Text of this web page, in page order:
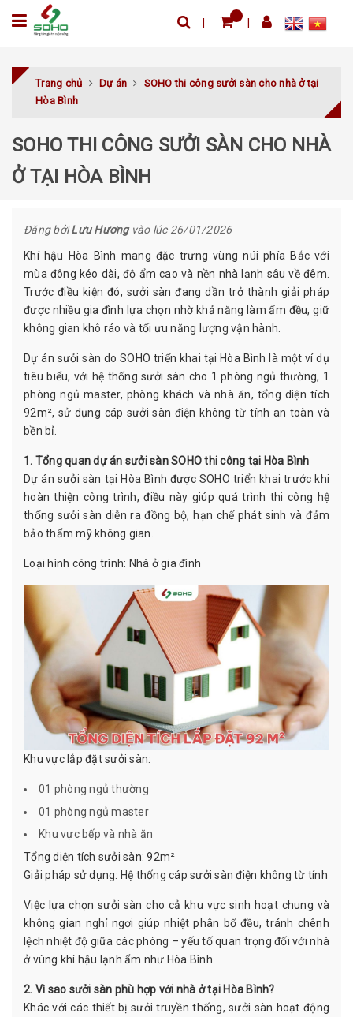
Trang chủ Dự án
SOHO thi công sưởi sàn cho nhà ở tại
Hòa Bình
SOHO THI CÔNG SƯỞI SÀN CHO NHÀ
Ở TẠI HÒA BÌNH
Đăng bởiLưu Hươngvào lúc 26/01/2026
Khí hậu Hòa Bình mang đặc trưng vùng núi phía Bắc với
mùa đông kéo dài, độ ẩm cao và nền nhà lạnh sâu về đêm.
Trước điều kiện đó, sưởi sàn đang dần trở thành giải pháp
được nhiều gia đình lựa chọn nhờ khả năng làm ấm đều, giữ
không gian khô ráo và tối ưu năng lượng vận hành.
Dự án sưởi sàn do SOHO triển khai tại Hòa Bình là một ví dụ
tiêu biểu, với hệ thống sưởi sàn cho 1 phòng ngủ thường, 1
phòng ngủ master, phòng khách và nhà ăn, tổng diện tích
92m², sử dụng cáp sưởi sàn điện không từ tính an toàn và
bền bỉ.
1. Tổng quan dự án sưởi sàn SOHO thi công tại Hòa Bình
Dự án sưởi sàn tại Hòa Bình được SOHO triển khai trước khi
hoàn thiện công trình, điều này giúp quá trình thi công hệ
thống sưởi sàn diễn ra đồng bộ, hạn chế phát sinh và đảm
bảo thẩm mỹ không gian.
Loại hình công trình: Nhà ở gia đình
Khu vực lắp đặt sưởi sàn:
01 phòng ngủ thường
01 phòng ngủ master
Khu vực bếp và nhà ăn
Tổng diện tích sưởi sàn: 92m²
Giải pháp sử dụng: Hệ thống cáp sưởi sàn điện không từ tính
Việc lựa chọn sưởi sàn cho cả khu vực sinh hoạt chung và
không gian nghỉ ngơi giúp nhiệt phân bổ đều, tránh chênh
lệch nhiệt độ giữa các phòng – yếu tố quan trọng đối với nhà
ở vùng khí hậu lạnh ẩm như Hòa Bình.
2. Vì sao sưởi sàn phù hợp với nhà ở tại Hòa Bình?
Khác với các thiết bị sưởi truyền thống, sưởi sàn hoạt động